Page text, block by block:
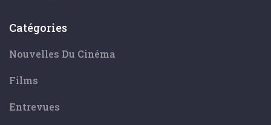
Catégories
Nouvelles Du Cinéma
Films
Entrevues